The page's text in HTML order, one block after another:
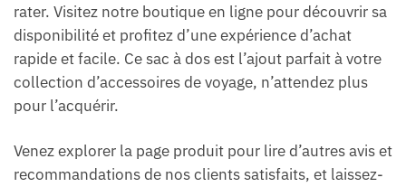
rater. Visitez notre boutique en ligne pour découvrir sa
disponibilité et profitez d’une expérience d’achat
rapide et facile. Ce sac à dos est l’ajout parfait à votre
collection d’accessoires de voyage, n’attendez plus
pour l’acquérir.
Venez explorer la page produit pour lire d’autres avis et
recommandations de nos clients satisfaits, et laissez-